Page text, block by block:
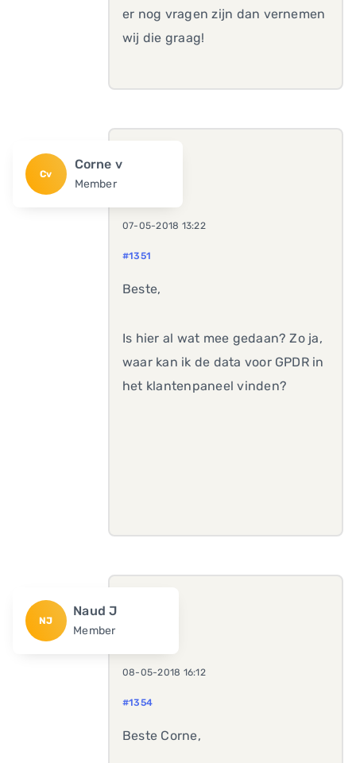
er nog vragen zijn dan vernemen
wij die graag!
Cv
Corne v
Member
07-05-2018 13:22
#1351
Beste,
Is hier al wat mee gedaan? Zo ja,
waar kan ik de data voor GPDR in
het klantenpaneel vinden?
NJ
Naud J
Member
08-05-2018 16:12
#1354
Beste Corne,